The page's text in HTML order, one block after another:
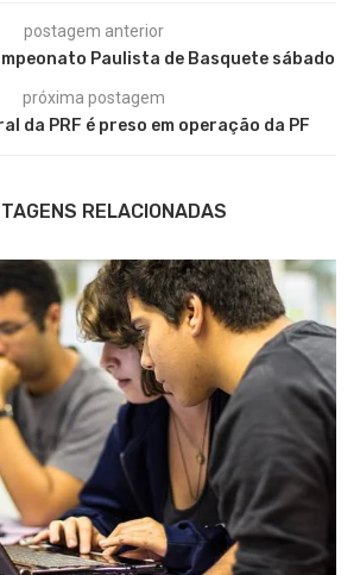
postagem anterior
Paulista de Basquete sábado
próxima postagem
da PRF é preso em operação da PF
RELACIONADAS